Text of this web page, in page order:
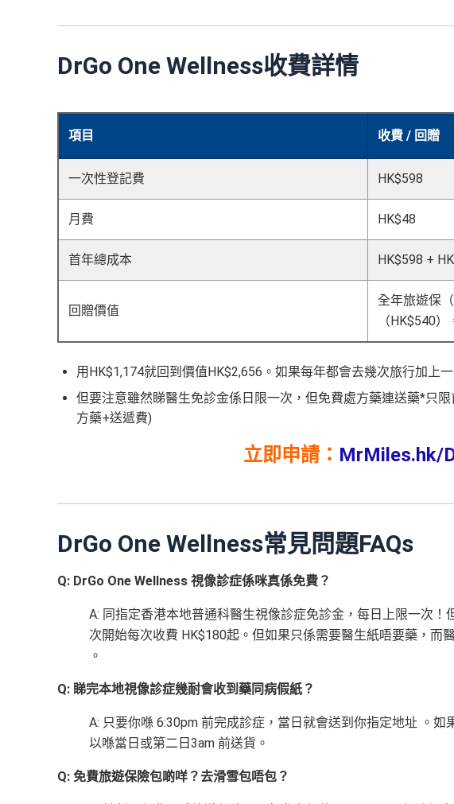
DrGo One Wellness收費詳情
項目 收費 / 回贈
一次性登記費 HK$598
月費 HK$48
首年總成本 HK$598 +
回贈價值
全年旅遊保
（HK$540
用HK$1,174就回到價值HK$2,656。如果每年都會去幾次旅行加上
但要注意雖然睇醫生免診金係日限一次，但免費處方藥連送藥*只
方藥+送遞費)
立即申請： MrMiles.hk/
DrGo One Wellness常見問題FAQs
Q: DrGo One Wellness 視像診症係咪真係免費？
A: 同指定香港本地普通科醫生視像診症免診金，每日上限一次
次開始每次收費 HK$180起。但如果只係需要醫生紙唔要藥，而
。
Q: 睇完本地視像診症幾耐會收到藥同病假紙？
A: 只要你喺 6:30pm 前完成診症，當日就會送到你指定地址 。
以喺當日或第二日3am 前送貨。
Q: 免費旅遊保險包啲咩？去滑雪包唔包？